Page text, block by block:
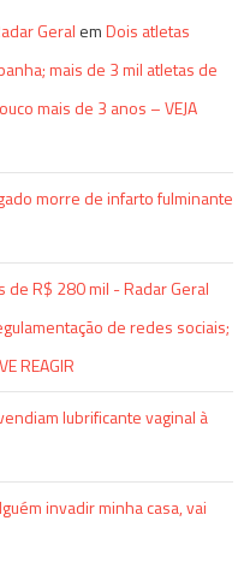
Geral emDois atletas
mais de 3 mil atletas de
mais de 3 anos – VEJA
morre de infarto fulminante
de R$ 280 mil - Radar Geral
de redes sociais;
REAGIR
lubrificante vaginal à
invadir minha casa, vai